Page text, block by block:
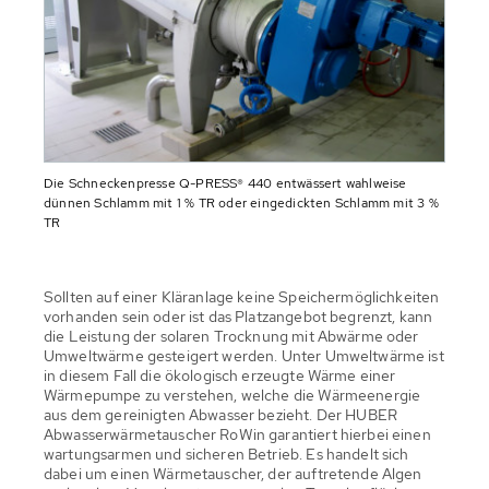
Die Schneckenpresse Q-PRESS® 440 entwässert wahlweise
dünnen Schlamm mit 1 % TR oder eingedickten Schlamm mit 3 %
TR
Sollten auf einer Kläranlage keine Speichermöglichkeiten
vorhanden sein oder ist das Platzangebot begrenzt, kann
die Leistung der solaren Trocknung mit Abwärme oder
Umweltwärme gesteigert werden. Unter Umweltwärme ist
in diesem Fall die ökologisch erzeugte Wärme einer
Wärmepumpe zu verstehen, welche die Wärmeenergie
aus dem gereinigten Abwasser bezieht. Der HUBER
Abwasserwärmetauscher RoWin garantiert hierbei einen
wartungsarmen und sicheren Betrieb. Es handelt sich
dabei um einen Wärmetauscher, der auftretende Algen